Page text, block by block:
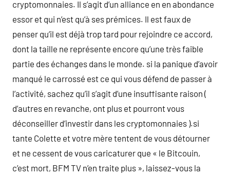
cryptomonnaies. Il s’agit d’un alliance en en abondance
essor et qui n’est qu’à ses prémices. Il est faux de
penser qu’il est déjà trop tard pour rejoindre ce accord,
dont la taille ne représente encore qu’une très faible
partie des échanges dans le monde. si la panique d’avoir
manqué le carrossé est ce qui vous défend de passer à
l’activité, sachez qu’il s’agit d’une insuffisante raison (
d’autres en revanche, ont plus et pourront vous
déconseiller d’investir dans les cryptomonnaies ).si
tante Colette et votre mère tentent de vous détourner
et ne cessent de vous caricaturer que « le Bitcouin,
c’est mort, BFM TV n’en traite plus », laissez-vous la